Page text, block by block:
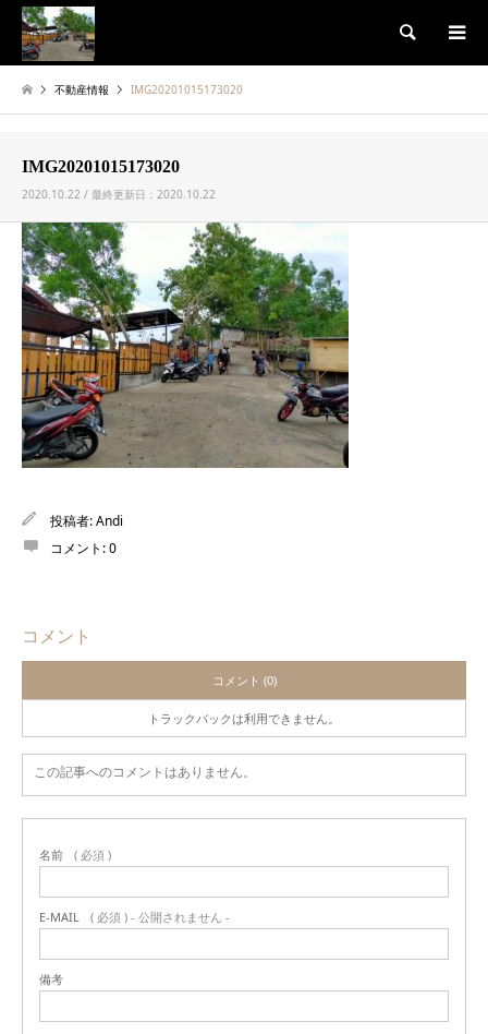
検索
不動産情報 IMG20201015173020
IMG20201015173020
2020.10.22 / 最終更新日：2020.10.22
投稿者:Andi
コメント:0
コメント
コメント (0)
トラックバックは利用できません。
この記事へのコメントはありません。
名前 ( 必須 )
E-MAIL ( 必須 ) - 公開されません -
備考